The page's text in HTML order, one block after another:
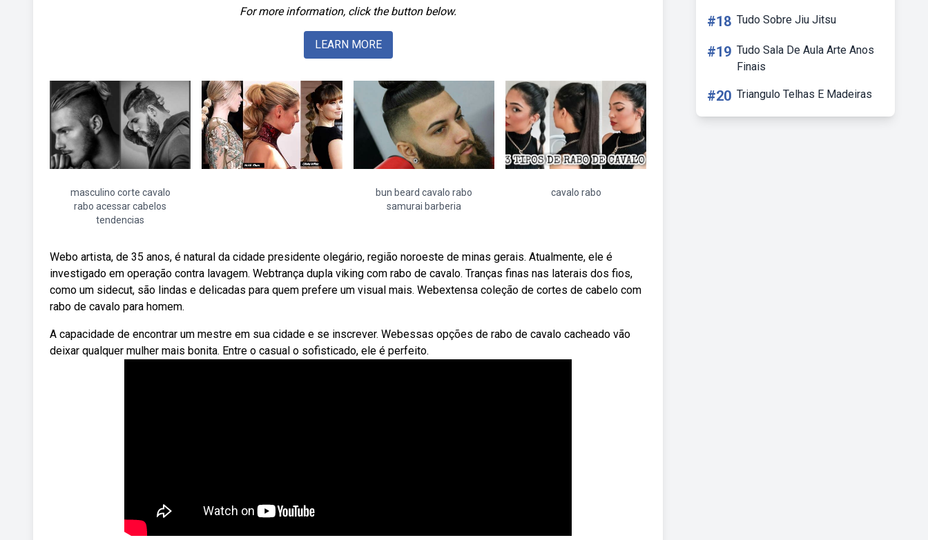
For more information, click the button below.
LEARN MORE
masculino corte cavalo
rabo acessar cabelos
tendencias
bun beard cavalo rabo
samurai barberia
cavalo rabo
Webo artista, de 35 anos, é natural da cidade presidente olegário, região noroeste de minas gerais. Atualmente, ele é
investigado em operação contra lavagem. Webtrança dupla viking com rabo de cavalo. Tranças finas nas laterais dos fios,
como um sidecut, são lindas e delicadas para quem prefere um visual mais. Webextensa coleção de cortes de cabelo com
rabo de cavalo para homem.
A capacidade de encontrar um mestre em sua cidade e se inscrever. Webessas opções de rabo de cavalo cacheado vão
deixar qualquer mulher mais bonita. Entre o casual o sofisticado, ele é perfeito.
#18 Tudo Sobre Jiu Jitsu
#19 Tudo Sala De Aula Arte Anos
Finais
#20 Triangulo Telhas E Madeiras